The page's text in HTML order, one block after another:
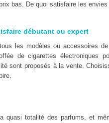
bas. De quoi satisfaire les
débutant ou expert
les modèles ou accessoires
de cigarettes électroniques
sont proposés à la vente.
quasi totalité des parfums, et